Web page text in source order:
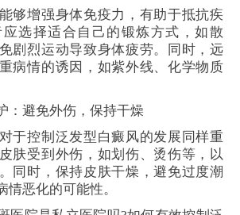
增强身体免疫力，有助于抵抗疾
选择适合自己的锻炼方式，如散
剧烈运动导致身体疲劳。同时，远
病情的诱因，如紫外线、化学物质
避免外伤，保持干燥
控制泛发型白癜风的发展同样重
肤受到外伤，如划伤、烫伤等，以
同时，保持皮肤干燥，避免过度潮
情恶化的可能性。